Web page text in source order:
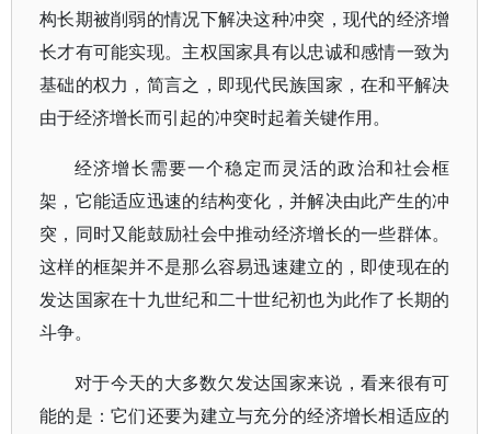
构长期被削弱的情况下解决这种冲突，现代的经济增
长才有可能实现。主权国家具有以忠诚和感情一致为
基础的权力，简言之，即现代民族国家，在和平解决
由于经济增长而引起的冲突时起着关键作用。
经济增长需要一个稳定而灵活的政治和社会框
架，它能适应迅速的结构变化，并解决由此产生的冲
突，同时又能鼓励社会中推动经济增长的一些群体。
这样的框架并不是那么容易迅速建立的，即使现在的
发达国家在十九世纪和二十世纪初也为此作了长期的
斗争。
对于今天的大多数欠发达国家来说，看来很有可
能的是：它们还要为建立与充分的经济增长相适应的